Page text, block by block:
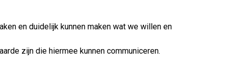
en duidelijk kunnen maken wat we willen en
zijn die hiermee kunnen communiceren.